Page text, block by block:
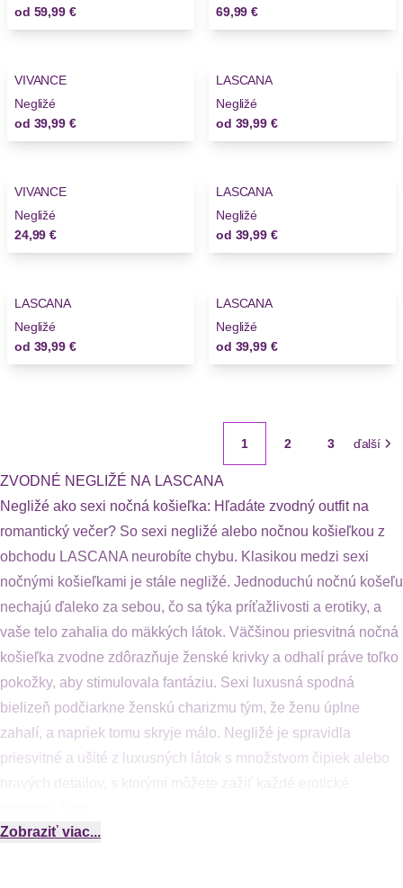
od 59,99 €
69,99 €
VIVANCE
Negližé
od 39,99 €
LASCANA
Negližé
od 39,99 €
Novinky
VIVANCE
Negližé
24,99 €
LASCANA
Negližé
od 39,99 €
LASCANA
Negližé
od 39,99 €
LASCANA
Negližé
od 39,99 €
1 2 3 ďalší
ZVODNÉ NEGLIŽÉ NA LASCANA
Negližé ako sexi nočná košieľka: Hľadáte zvodný outfit na
romantický večer? So sexi negližé alebo nočnou košieľkou z
obchodu LASCANA neurobíte chybu. Klasikou medzi sexi
nočnými košieľkami je stále negližé. Jednoduchú nočnú košeľu
nechajú ďaleko za sebou, čo sa týka príťažlivosti a erotiky, a
vaše telo zahalia do mäkkých látok. Väčšinou priesvitná nočná
košieľka zvodne zdôrazňuje ženské krivky a odhalí práve toľko
pokožky, aby stimulovala fantáziu. Sexi luxusná spodná
bielizeň podčiarkne ženskú charizmu tým, že ženu úplne
zahalí, a napriek tomu skryje málo. Negližé je spravidla
priesvitné a ušité z luxusných látok s množstvom čipiek alebo
V AKÝCH FARBÁCH JE DOSTUPNÉ NEGLIŽÉ?
Zobraziť viac...